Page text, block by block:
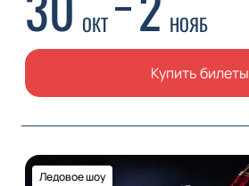
ОКТ НОЯБ
Купить билеты
Ледовое шоу